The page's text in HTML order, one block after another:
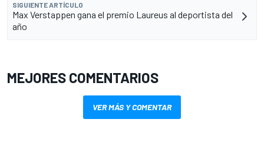
SIGUIENTE ARTÍCULO
Max Verstappen gana el premio Laureus al deportista del
año
MEJORES COMENTARIOS
VER MÁS Y COMENTAR